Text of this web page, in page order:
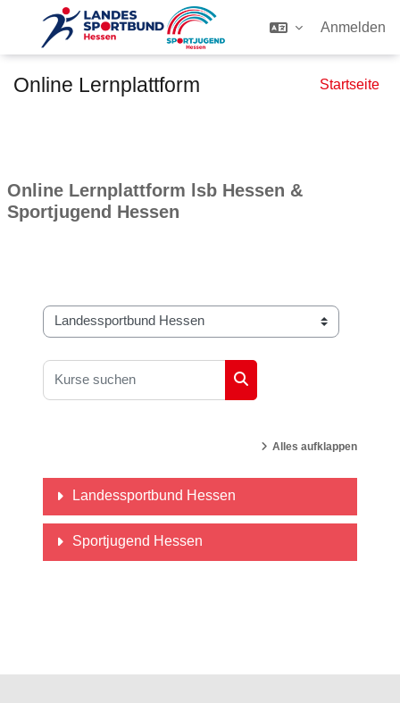
Anmelden
Online Lernplattform Startseite
Online Lernplattform lsb Hessen &
Sportjugend Hessen
Kursbereiche
Kurse suchen
Kurse suchen
Alles aufklappen
Landessportbund Hessen
Sportjugend Hessen